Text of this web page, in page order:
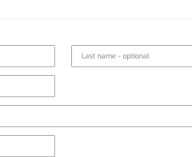
Last name - optional